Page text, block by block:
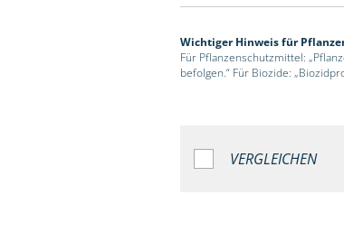
Wichtiger Hinweis für
Für Pflanzenschutzmittel:
befolgen.“ Für Biozide:
VERGLEICHEN